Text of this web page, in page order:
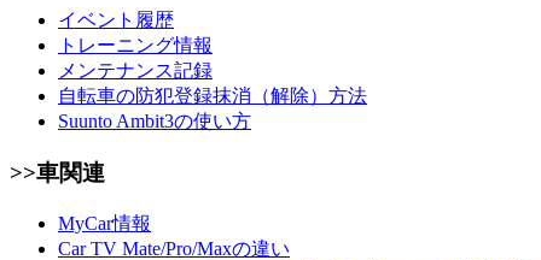
イベント履歴
トレーニング情報
メンテナンス記録
自転車の防犯登録抹消（解除）方法
Suunto Ambit3の使い方
>>車関連
MyCar情報
Car TV Mate/Pro/Maxの違い